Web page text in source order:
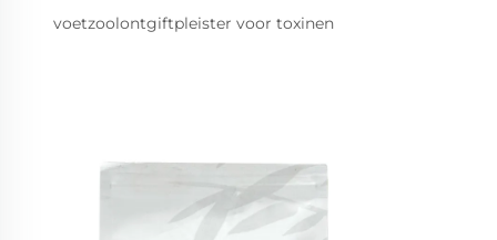
voetzoolontgiftpleister voor toxinen